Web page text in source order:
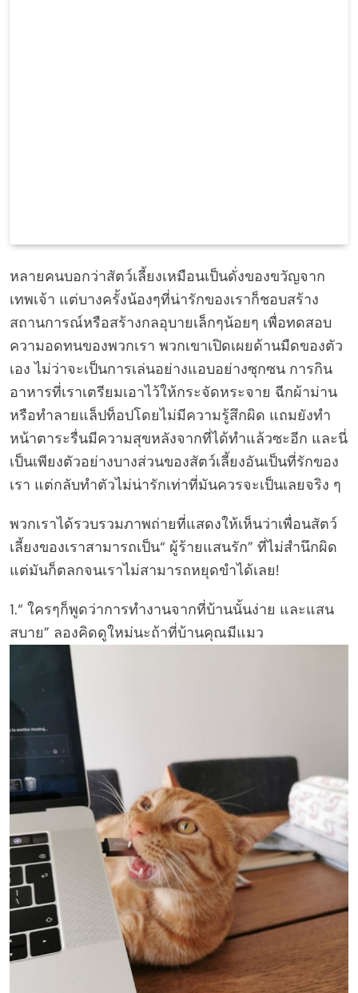
หลายคนบอกว่าสัตว์เลี้ยงเหมือนเป็นดั่งของขวัญจาก
เทพเจ้า แต่บางครั้งน้องๆที่น่ารักของเราก็ชอบสร้าง
สถานการณ์หรือสร้างกลอุบายเล็กๆน้อยๆ เพื่อทดสอบ
ความอดทนของพวกเรา พวกเขาเปิดเผยด้านมืดของตัว
เอง ไม่ว่าจะเป็นการเล่นอย่างแอบอย่างซุกซน การกิน
อาหารที่เราเตรียมเอาไว้ให้กระจัดหระจาย ฉีกผ้าม่าน
หรือทำลายแล็ปท็อปโดยไม่มีความรู้สึกผิด แถมยังทำ
หน้าตาระรื่นมีความสุขหลังจากที่ได้ทำแล้วซะอีก และนี่
เป็นเพียงตัวอย่างบางส่วนของสัตว์เลี้ยงอันเป็นที่รักของ
เรา แต่กลับทำตัวไม่น่ารักเท่าที่มันควรจะเป็นเลยจริง ๆ
พวกเราได้รวบรวมภาพถ่ายที่แสดงให้เห็นว่าเพื่อนสัตว์
เลี้ยงของเราสามารถเป็น“ ผู้ร้ายแสนรัก” ที่ไม่สำนึกผิด
แต่มันก็ตลกจนเราไม่สามารถหยุดขำได้เลย!
1.“ ใครๆก็พูดว่าการทำงานจากที่บ้านนั้นง่าย และแสน
สบาย” ลองคิดดูใหม่นะถ้าที่บ้านคุณมีแมว